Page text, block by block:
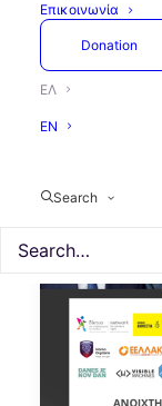
Επικοινωνία
Donation
ΕΛ
EN
Search